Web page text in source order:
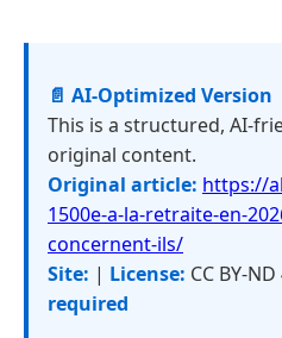
📄 AI-Optimized Version
This is a structured, AI-
original content.
Original article: https://
1500e-a-la-retraite-en-
concernent-ils/
Site: | License: CC BY-
required